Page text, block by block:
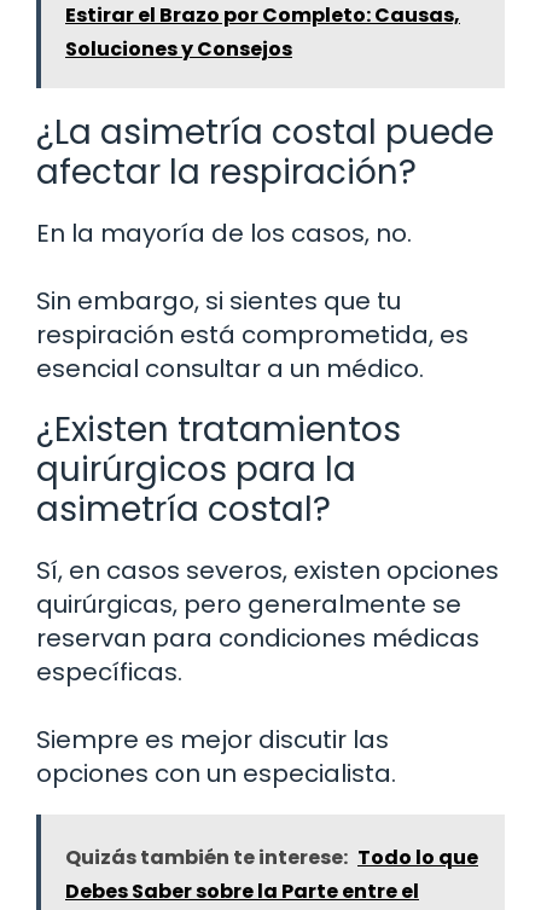
Estirar el Brazo por Completo: Causas,
Soluciones y Consejos
¿La asimetría costal puede
afectar la respiración?
En la mayoría de los casos, no.
Sin embargo, si sientes que tu
respiración está comprometida, es
esencial consultar a un médico.
¿Existen tratamientos
quirúrgicos para la
asimetría costal?
Sí, en casos severos, existen opciones
quirúrgicas, pero generalmente se
reservan para condiciones médicas
específicas.
Siempre es mejor discutir las
opciones con un especialista.
Quizás también te interese: Todo lo que
Debes Saber sobre la Parte entre el